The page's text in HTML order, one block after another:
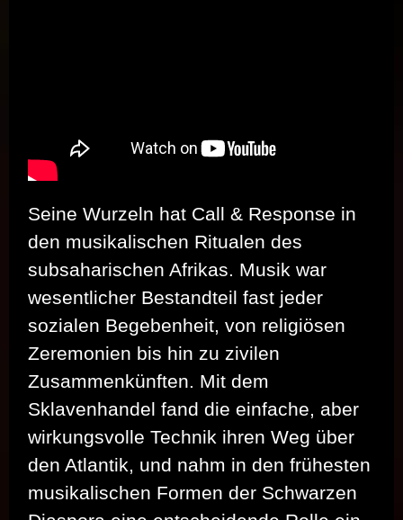
Seine Wurzeln hat Call & Response in
den musikalischen Ritualen des
subsaharischen Afrikas. Musik war
wesentlicher Bestandteil fast jeder
sozialen Begebenheit, von religiösen
Zeremonien bis hin zu zivilen
Zusammenkünften. Mit dem
Sklavenhandel fand die einfache, aber
wirkungsvolle Technik ihren Weg über
den Atlantik, und nahm in den frühesten
musikalischen Formen der Schwarzen